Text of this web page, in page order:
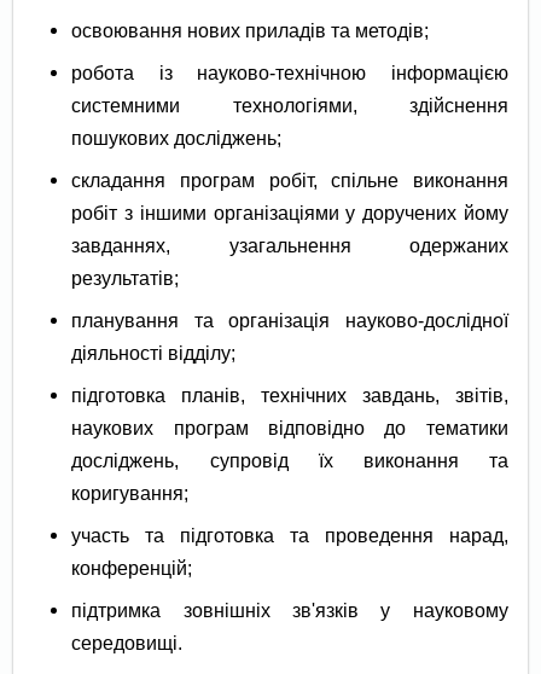
освоювання нових приладів та методів;
робота із науково-технічною інформацією
системними технологіями, здійснення
пошукових досліджень;
складання програм робіт, спільне виконання
робіт з іншими організаціями у доручених йому
завданнях, узагальнення одержаних
результатів;
планування та організація науково-дослідної
діяльності відділу;
підготовка планів, технічних завдань, звітів,
наукових програм відповідно до тематики
досліджень, супровід їх виконання та
коригування;
участь та підготовка та проведення нарад,
конференцій;
підтримка зовнішніх зв'язків у науковому
середовищі.